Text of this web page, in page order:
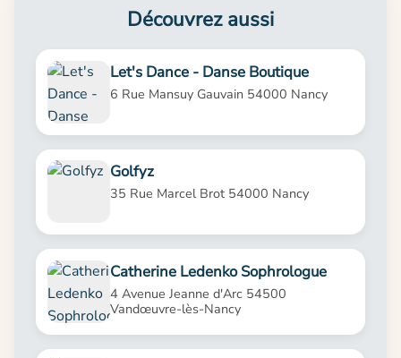
Découvrez aussi
Let's Dance - Danse Boutique
6 Rue Mansuy Gauvain 54000 Nancy
Golfyz
35 Rue Marcel Brot 54000 Nancy
Catherine Ledenko Sophrologue
4 Avenue Jeanne d'Arc 54500
Vandœuvre-lès-Nancy